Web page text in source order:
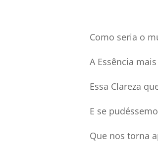
Como seria o
A Essência
Essa Clareza
E se
Que nos torna